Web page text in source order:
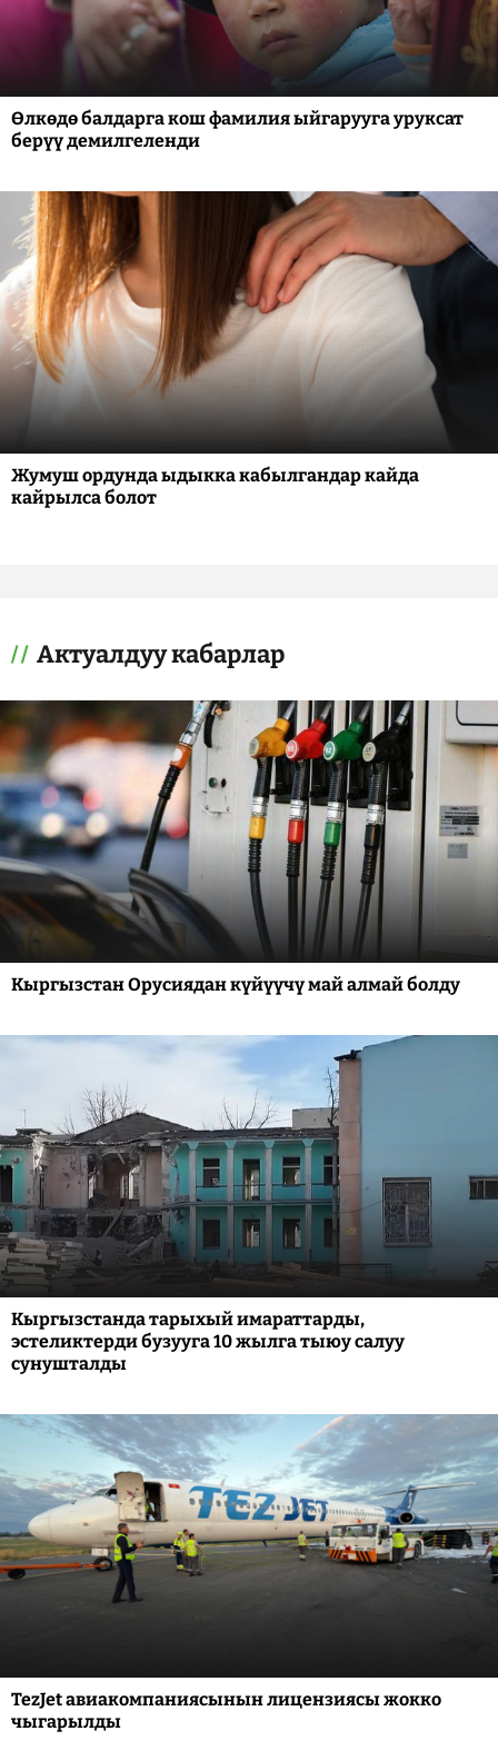
Өлкөдө балдарга кош фамилия ыйгарууга уруксат
берүү демилгеленди
Жумуш ордунда ыдыкка кабылгандар кайда
кайрылса болот
Актуалдуу кабарлар
Кыргызстан Орусиядан күйүүчү май алмай болду
Кыргызстанда тарыхый имараттарды,
эстеликтерди бузууга 10 жылга тыюу салуу
сунушталды
TezJet авиакомпаниясынын лицензиясы жокко
чыгарылды